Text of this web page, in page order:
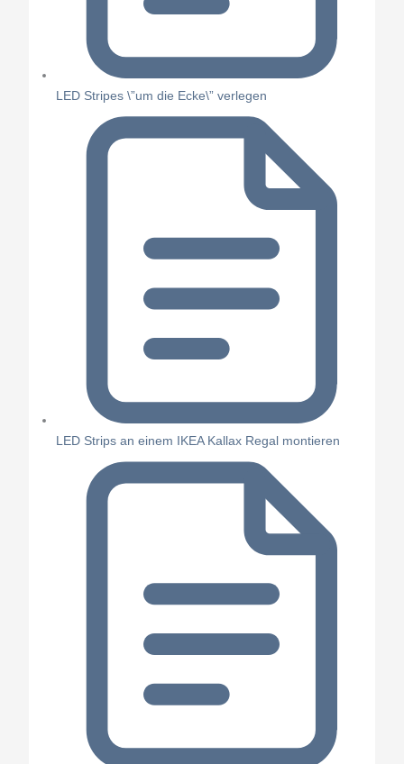
LED Stripes \”um die Ecke\” verlegen
LED Strips an einem IKEA Kallax Regal montieren